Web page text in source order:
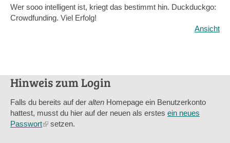
Wer sooo intelligent ist, kriegt das bestimmt hin. Duckduckgo:
Crowdfunding. Viel Erfolg!
Ansicht
Hinweis zum Login
Falls du bereits auf der alten Homepage ein Benutzerkonto
hattest, musst du hier auf der neuen als erstes ein neues
Passwort(linksetzen.